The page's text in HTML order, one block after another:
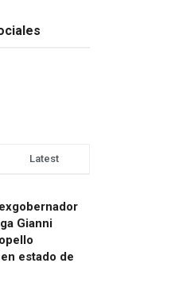
Latest
Gianni
estado de